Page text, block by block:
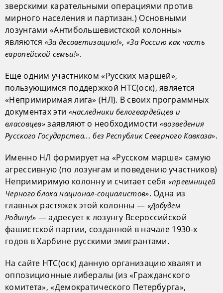
зверскими карательными операциями против
мирного населения и партизан.) Основными
лозунгами «Антибольшевистской колонны»
являются «За десоветизацию!»,«За Россию как часть
европейской семьи!».
Еще одним участником «Русских маршей»,
пользующимся поддержкой НТС(оск), является
«Непримиримая лига» (НЛ). В своих программных
документах эти «наследники белогвардейцев и
власовцев» заявляют о необходимости «возведения
Русского Государства... без Республик Северного Кавказа».
Именно НЛ формирует на «Русском марше» самую
агрессивную (по лозунгам и поведению участников)
Непримиримую колонну и считает себя «преемницей
Черного блока национал-социалистов». Одна из
главных растяжек этой колонны — «Добудем
Родину!» — адресует к лозунгу Всероссийской
фашистской партии, созданной в начале 1930-х
годов в Харбине русскими эмигрантами.
На сайте НТС(оск) данную организацию хвалят и
оппозиционные либералы (из «Гражданского
комитета», «Демократического Петербурга»,